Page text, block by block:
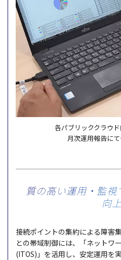
各パブリッククラウ
月次運用報告に
質の高い運用・監
向上
接続ポイントの集約による障害
との帯域制御には、「ネットワ
(ITOS)」を活用 し、 安定運用を